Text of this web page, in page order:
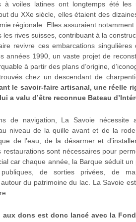
2026
sur le Lac Léman –
(sortie voile) – Vendredi 21
– 18,00€Plage
de
prix :
0,00 €
à
18,00 €
les-Bains
2026 - 18:15
23
0,00
23
à voiles latines ont longtemps été
du XXe siècle, elles étaient des
régionale. Elles assuraient
les rives suisses, contribuant à la
revivre ces embarcations
années 1990, un vaste projet de
à partir des plans d’origine,
chez un descendant de
le savoir-faire artisanal, une réelle
a valu d’être reconnue Bateau
de navigation, La Savoie nécessite
niveau de la quille avant et de la
de l’eau, de la désarmer et
restaurations sont nécessaires pour
car chaque année, la Barque séduit
publiques, de sorties privées, de
du patrimoine du lac. La Savoie
aux dons est donc lancé avec la